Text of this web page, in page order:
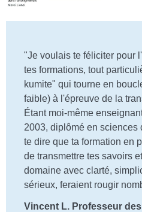
"Je voulais te féliciter pour
tes formations, tout
kumite" qui tourne en
faible) à l'épreuve de la
Étant moi-même
2003, diplômé en sciences
te dire que ta formation en
de transmettre tes savoirs
domaine avec clarté,
sérieux, feraient rougir
Vincent L. Professeur